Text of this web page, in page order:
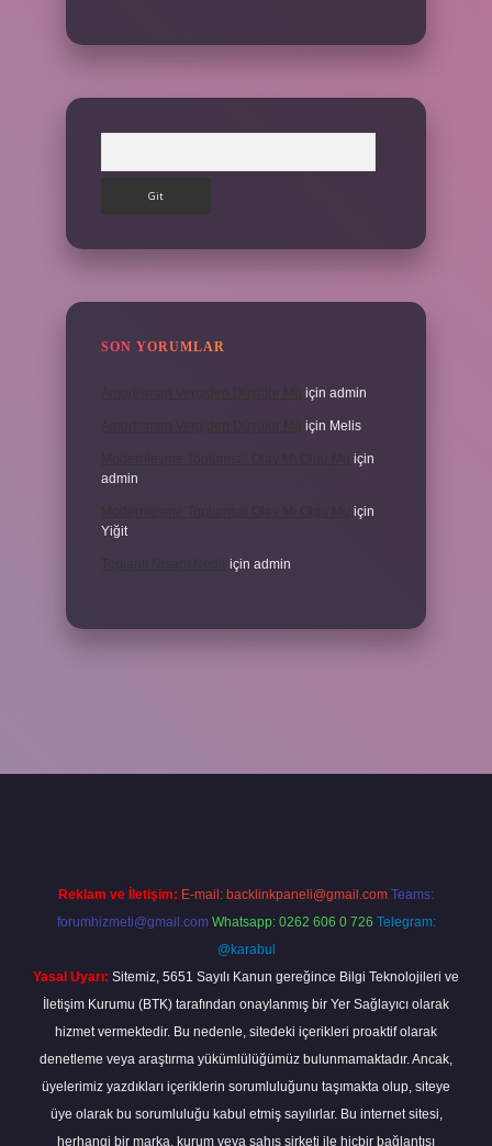
SON YORUMLAR
için admin
için Melis
için
admin
için
Yiğit
için admin
Reklam ve İletişim: E-mail: backlinkpaneli@gmail.com Teams:
forumhizmeti@gmail.com Whatsapp: 0262 606 0 726 Telegram:
@karabul
Yasal Uyarı: Sitemiz, 5651 Sayılı Kanun gereğince Bilgi Teknolojileri ve
İletişim Kurumu (BTK) tarafından onaylanmış bir Yer Sağlayıcı olarak
hizmet vermektedir. Bu nedenle, sitedeki içerikleri proaktif olarak
denetleme veya araştırma yükümlülüğümüz bulunmamaktadır. Ancak,
üyelerimiz yazdıkları içeriklerin sorumluluğunu taşımakta olup, siteye
üye olarak bu sorumluluğu kabul etmiş sayılırlar. Bu internet sitesi,
herhangi bir marka, kurum veya şahıs şirketi ile hiçbir bağlantısı